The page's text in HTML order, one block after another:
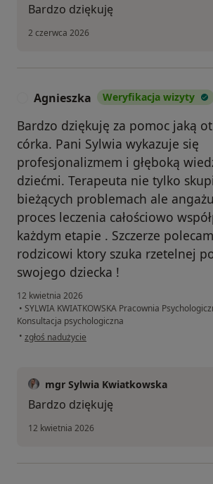
Bardzo dziękuję
2 czerwca 2026
Agnieszka Weryfikacja wizyty
Bardzo dziękuję za pomoc jaką
córka. Pani Sylwia wykazuje się
profesjonalizmem i głęboką
dziećmi. Terapeuta nie tylko
bieżących problemach ale
proces leczenia całościowo
każdym etapie . Szczerze
rodzicowi ktory szuka rzetelnej
swojego dziecka !
12 kwietnia 2026
• SYLWIA KWIATKOWSKA Pracownia
Konsultacja psychologiczna
• w opinii użytkownika Agnieszka
zgłoś nadużycie
mgr Sylwia Kwiatkowska
Bardzo dziękuję
12 kwietnia 2026